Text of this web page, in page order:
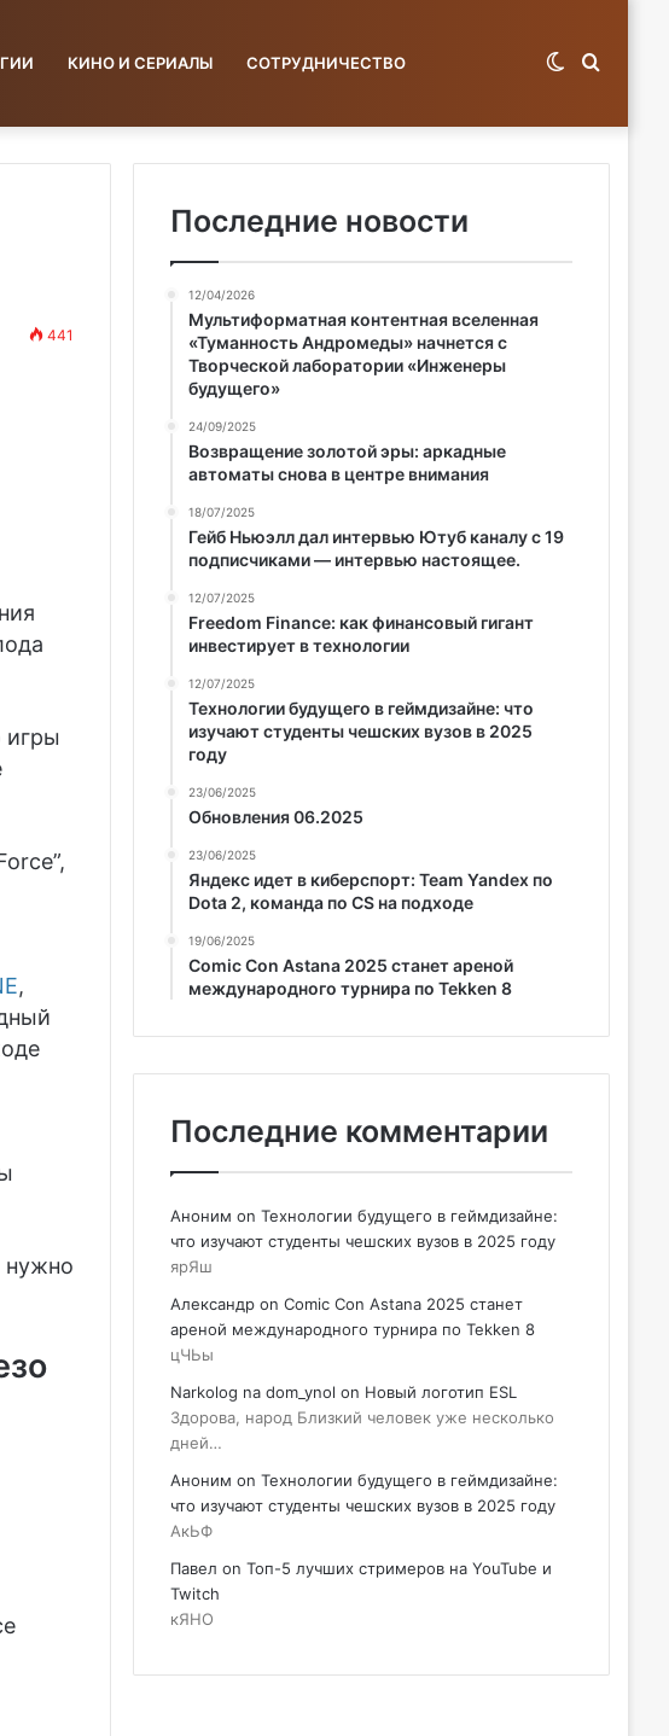
КИНО И СЕРИАЛЫ СОТРУДНИЧЕСТВО Switch
441
игры
,
нужно
Последние новости
12/04/2026
Мультиформатная контентная вселенная
«Туманность Андромеды» начнется с
Творческой лаборатории «Инженеры
будущего»
24/09/2025
Возвращение золотой эры: аркадные
автоматы снова в центре внимания
18/07/2025
Гейб Ньюэлл дал интервью Ютуб каналу с 19
подписчиками — интервью настоящее.
12/07/2025
Freedom Finance: как финансовый гигант
инвестирует в технологии
12/07/2025
Технологии будущего в геймдизайне: что
изучают студенты чешских вузов в 2025
году
23/06/2025
Обновления 06.2025
23/06/2025
Яндекс идет в киберспорт: Team Yandex по
Dota 2, команда по CS на подходе
19/06/2025
Comic Con Astana 2025 станет ареной
международного турнира по Tekken 8
Последние комментарии
Аноним on Технологии будущего в геймдизайне:
что изучают студенты чешских вузов в 2025 году
ярЯш
Александр on Comic Con Astana 2025 станет
ареной международного турнира по Tekken 8
цЧЬы
Narkolog na dom_ynol on Новый логотип ESL
Здорова, народ Близкий человек уже несколько
дней…
Аноним on Технологии будущего в геймдизайне:
что изучают студенты чешских вузов в 2025 году
АкЬФ
Павел on Топ-5 лучших стримеров на YouTube и
Twitch
кЯНО